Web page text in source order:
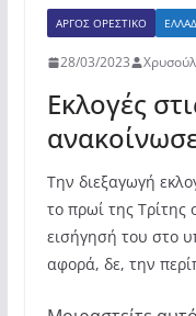
ΆΡΓΟΣ ΟΡΕΣΤΙΚΌ
28/03/2023
Εκλογές
Την διεξαγωγή
το πρωί της
εισήγησή του στο
αφορά, δε, την